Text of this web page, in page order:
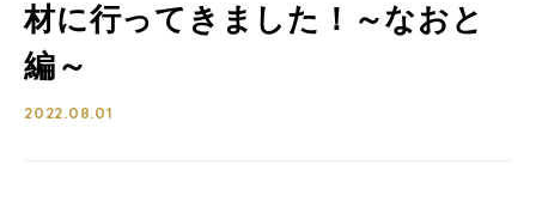
材に行ってきました！～なおと
編～
2022.08.01